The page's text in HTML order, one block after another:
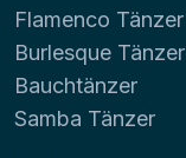
Flamenco Tänzer
Burlesque Tänzer
Bauchtänzer
Samba Tänzer